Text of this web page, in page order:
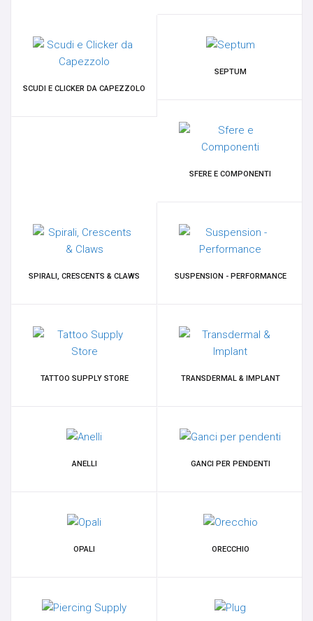
SUPPLY
MARCHE
CONTATTACI
INFORMAZIONE
SCUDI E CLICKER DA CAPEZZOLO
SEPTUM
SFERE E COMPONENTI
SPIRALI, CRESCENTS & CLAWS SUSPENSION - PERFORMANCE
TATTOO SUPPLY STORE TRANSDERMAL & IMPLANT
ANELLI GANCI PER PENDENTI
OPALI ORECCHIO